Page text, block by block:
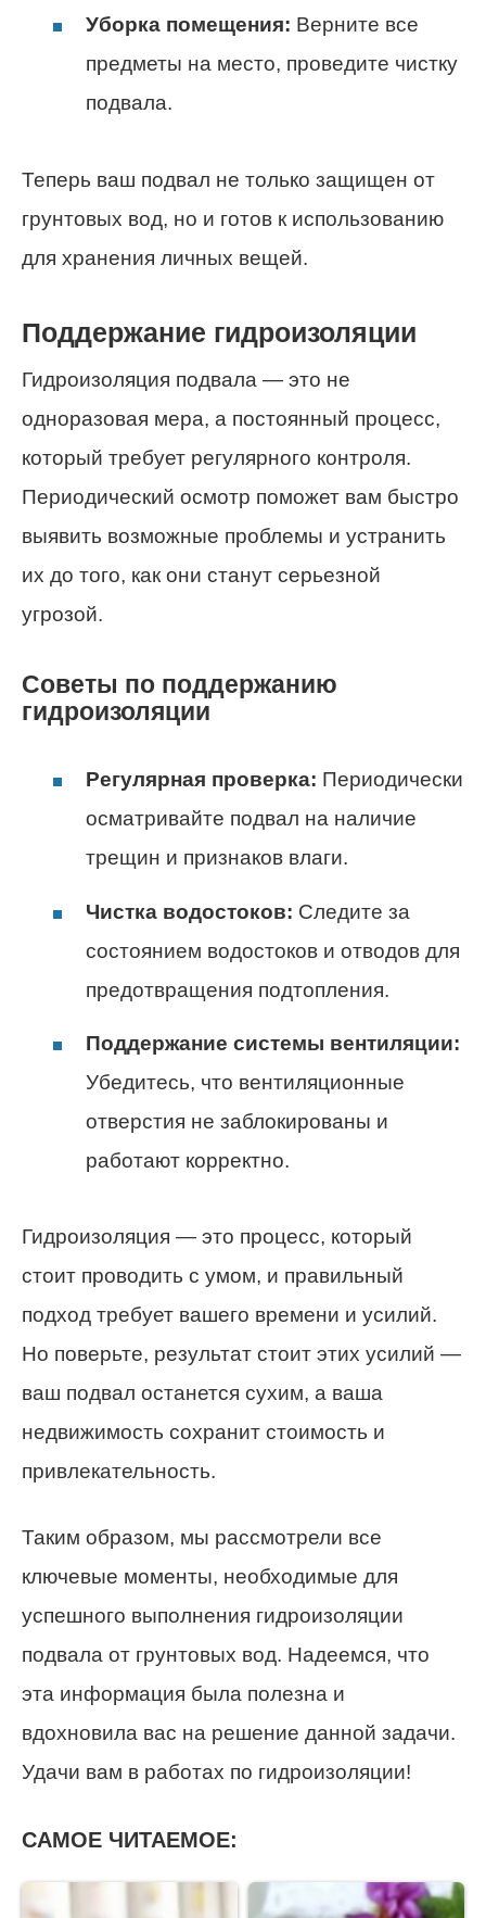
Уборка помещения: Верните все
предметы на место, проведите чистку
подвала.
Теперь ваш подвал не только защищен от
грунтовых вод, но и готов к использованию
для хранения личных вещей.
Поддержание гидроизоляции
Гидроизоляция подвала — это не
одноразовая мера, а постоянный процесс,
который требует регулярного контроля.
Периодический осмотр поможет вам быстро
выявить возможные проблемы и устранить
их до того, как они станут серьезной
угрозой.
Советы по поддержанию
гидроизоляции
Регулярная проверка: Периодически
осматривайте подвал на наличие
трещин и признаков влаги.
Чистка водостоков: Следите за
состоянием водостоков и отводов для
предотвращения подтопления.
Поддержание системы вентиляции:
Убедитесь, что вентиляционные
отверстия не заблокированы и
работают корректно.
Гидроизоляция — это процесс, который
стоит проводить с умом, и правильный
подход требует вашего времени и усилий.
Но поверьте, результат стоит этих усилий —
ваш подвал останется сухим, а ваша
недвижимость сохранит стоимость и
привлекательность.
Таким образом, мы рассмотрели все
ключевые моменты, необходимые для
успешного выполнения гидроизоляции
подвала от грунтовых вод. Надеемся, что
эта информация была полезна и
вдохновила вас на решение данной задачи.
Удачи вам в работах по гидроизоляции!
САМОЕ ЧИТАЕМОЕ: